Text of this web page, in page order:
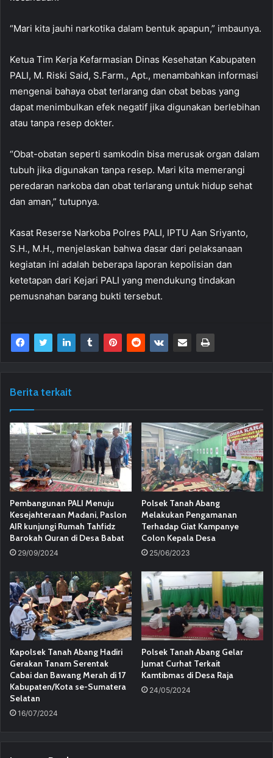
“Mari kita jauhi narkotika dalam bentuk apapun,” imbaunya.
Ketua Tim Kerja Kefarmasian Dinas Kesehatan Kabupaten
PALI, M. Riski Said, S.Farm., Apt., menambahkan informasi
mengenai bahaya obat terlarang dan obat bebas yang
dapat menimbulkan efek negatif jika digunakan berlebihan
atau tanpa resep dokter.
“Obat-obatan seperti samkodin bisa merusak organ dalam
tubuh jika digunakan tanpa resep. Mari kita memerangi
peredaran narkoba dan obat terlarang untuk hidup sehat
dan aman,” tutupnya.
Kasat Reserse Narkoba Polres PALI, IPTU Aan Sriyanto,
S.H., M.H., menjelaskan bahwa dasar dari pelaksanaan
kegiatan ini adalah beberapa laporan kepolisian dan
ketetapan dari Kejari PALI yang mendukung tindakan
pemusnahan barang bukti tersebut.
Berita terkait
Pembangunan PALI Menuju
Kesejahteraan Madani, Paslon
AIR kunjungi Rumah Tahfidz
Barokah Quran di Desa Babat
29/09/2024
Polsek Tanah Abang
Melakukan Pengamanan
Terhadap Giat Kampanye
Colon Kepala Desa
25/06/2023
Kapolsek Tanah Abang Hadiri
Gerakan Tanam Serentak
Cabai dan Bawang Merah di 17
Kabupaten/Kota se-Sumatera
Selatan
16/07/2024
Polsek Tanah Abang Gelar
Jumat Curhat Terkait
Kamtibmas di Desa Raja
24/05/2024